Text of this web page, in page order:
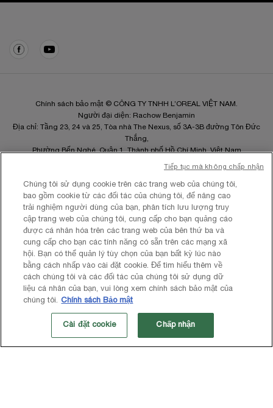
Chính sách bảo mật © CÔNG TY TNHH L’OREAL VIỆT NAM.
Người đại diện: Rachow Benjamin
Địa chỉ: Tầng 23, 24 và 25, Tòa nhà The Nexus, số 3A-3B đường Tôn Đức
Thắng,
Phường Bến Nghé, Quận 1, Thành phố Hồ Chí Minh, Việt Nam
Điện thoại: 02835208840
MSDN: 0102289856 cấp ngày 23/05/2007 tại Hà Nội
Site Map
Điều khoản và Điều kiện
Chính sách quyền riêng tư
Cài Đặt Cookies
Chúng tôi sử dụng cookie trên các trang web của chúng tôi,
bao gồm cookie từ các đối tác của chúng tôi, để nâng cao
trải nghiệm người dùng của bạn, phân tích lưu lượng truy
cập trang web của chúng tôi, cung cấp cho bạn quảng cáo
được cá nhân hóa trên các trang web của bên thứ ba và
cung cấp cho bạn các tính năng có sẵn trên các mạng xã
hội. Bạn có thể quản lý tùy chọn của bạn bất kỳ lúc nào
bằng cách nhấp vào cài đặt cookie. Để tìm hiểu thêm về
cách chúng tôi và các đối tác của chúng tôi sử dụng dữ
liệu cá nhân của bạn, vui lòng xem chính sách bảo mật của
chúng tôi. Chính sách Bảo mật
Cài đặt cookie Chấp nhận
Tiếp tục mà không chấp nhận